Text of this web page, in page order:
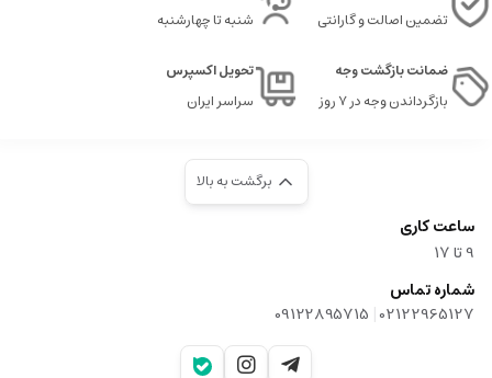
تضمین اصالت و گارانتی
شنبه تا چهارشنبه
ضمانت بازگشت وجه
بازگرداندن وجه در ۷ روز
تحویل اکسپرس
سراسر ایران
برگشت به بالا
ساعت کاری
9‌ تا ۱۷
شماره تماس
02122965127
|
09122895715